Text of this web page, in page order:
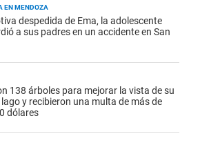
EN MENDOZA
despedida de Ema, la adolescente
a sus padres en un accidente en San
138 árboles para mejorar la vista de su
y recibieron una multa de más de
dólares